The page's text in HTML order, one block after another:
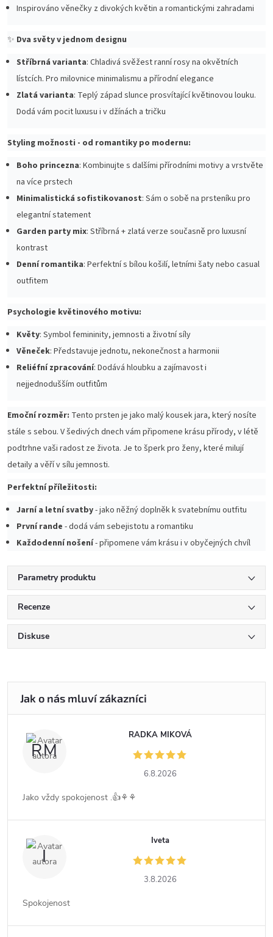
Inspirováno věnečky z divokých květin a romantickými zahradami
✨ Dva světy v jednom designu
Stříbrná varianta: Chladivá svěžest ranní rosy na okvětních
lístcích. Pro milovnice minimalismu a přírodní elegance
Zlatá varianta: Teplý západ slunce prosvítající květinovou louku.
Dodá vám pocit luxusu i v džínách a tričku
Styling možnosti - od romantiky po modernu:
Boho princezna: Kombinujte s dalšími přírodními motivy a vrstvěte
na více prstech
Minimalistická sofistikovanost: Sám o sobě na prsteníku pro
elegantní statement
Garden party mix: Stříbrná + zlatá verze současně pro luxusní
kontrast
Denní romantika: Perfektní s bílou košilí, letními šaty nebo casual
outfitem
Psychologie květinového motivu:
Květy: Symbol femininity, jemnosti a životní síly
Věneček: Představuje jednotu, nekonečnost a harmonii
Reliéfní zpracování: Dodává hloubku a zajímavost i
nejjednodušším outfitům
Emoční rozměr: Tento prsten je jako malý kousek jara, který nosíte
stále s sebou. V šedivých dnech vám připomene krásu přírody, v létě
podtrhne vaši radost ze života. Je to šperk pro ženy, které milují
detaily a věří v sílu jemnosti.
Perfektní příležitosti:
Jarní a letní svatby- jako něžný doplněk k svatebnímu outfitu
První rande - dodá vám sebejistotu a romantiku
Každodenní nošení- připomene vám krásu i v obyčejných chvíl
Parametry produktu
Recenze
Diskuse
RM
RADKA MIKOVÁ
6.8.2026
Jako vždy spokojenost .👍⚘️⚘️
I
Iveta
3.8.2026
Spokojenost